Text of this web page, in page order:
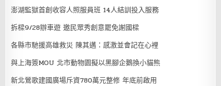
澎湖監獄首創收容人照服員班 14人結訓投入服務
拆樑9/28辦車遊 邀民眾秀創意罷免謝國樑
各縣市馳援高雄救災 陳其邁：感激並會記在心裡
與上海簽MOU 北市動物園擬以黑腳企鵝換小貓熊
新北鶯歌建國廣場斥資780萬元整修 年底前啟用